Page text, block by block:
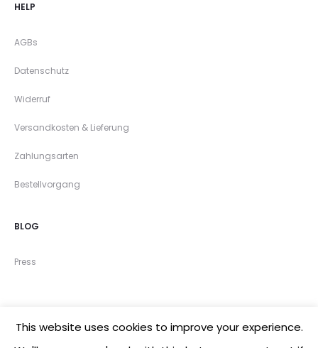
HELP
AGBs
Datenschutz
Widerruf
Versandkosten & Lieferung
Zahlungsarten
Bestellvorgang
BLOG
Press
This website uses cookies to improve your experience.